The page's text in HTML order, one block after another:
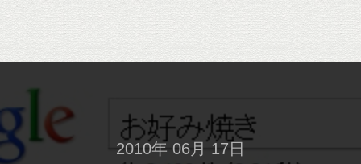
2010年 06月 17日